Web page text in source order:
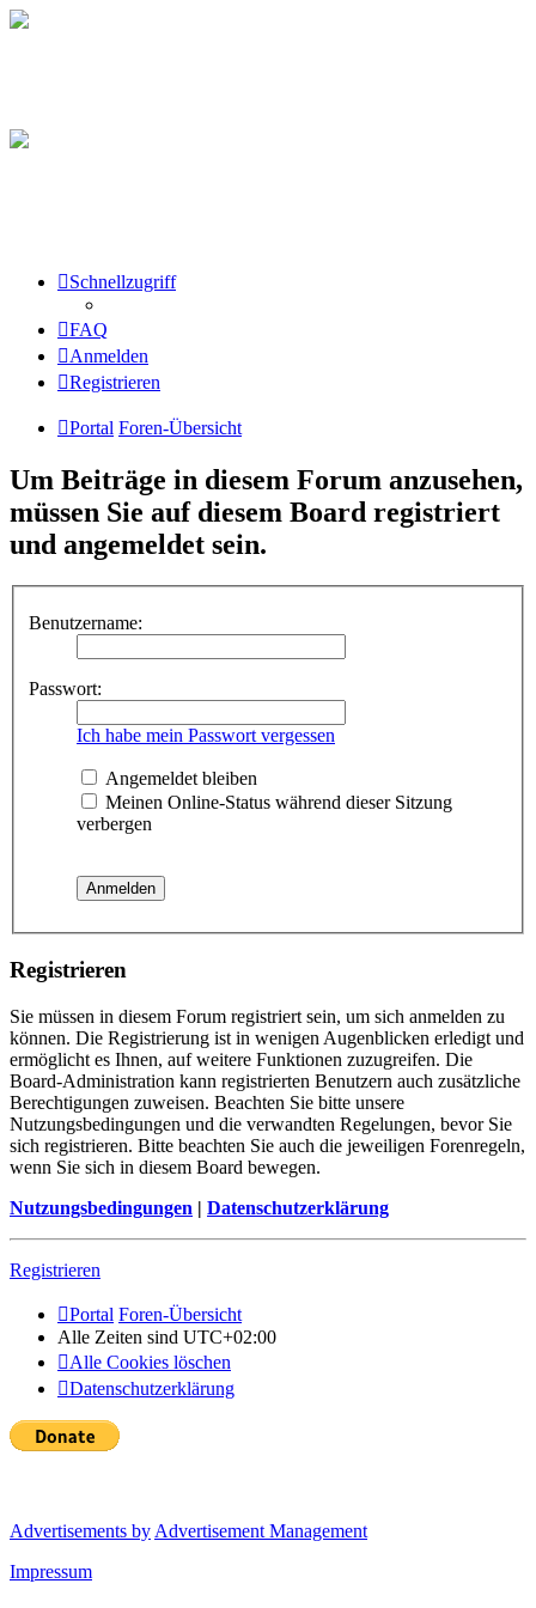
Schnellzugriff
FAQ
Anmelden
Registrieren
Portal Foren-Übersicht
Um Beiträge in diesem Forum anzusehen,
müssen Sie auf diesem Board registriert
und angemeldet sein.
Benutzername:
Passwort:
Ich habe mein Passwort vergessen
Angemeldet bleiben
Meinen Online-Status während dieser Sitzung
verbergen
Registrieren
Sie müssen in diesem Forum registriert sein, um sich anmelden zu
können. Die Registrierung ist in wenigen Augenblicken erledigt und
ermöglicht es Ihnen, auf weitere Funktionen zuzugreifen. Die
Board-Administration kann registrierten Benutzern auch zusätzliche
Berechtigungen zuweisen. Beachten Sie bitte unsere
Nutzungsbedingungen und die verwandten Regelungen, bevor Sie
sich registrieren. Bitte beachten Sie auch die jeweiligen Forenregeln,
wenn Sie sich in diesem Board bewegen.
Nutzungsbedingungen | Datenschutzerklärung
Registrieren
Portal Foren-Übersicht
Alle Zeiten sind UTC+02:00
Alle Cookies löschen
Datenschutzerklärung
Advertisements by Advertisement Management
Impressum